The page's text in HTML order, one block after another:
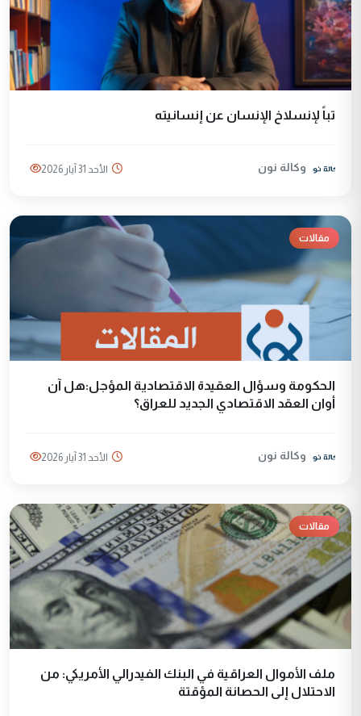
تباً لإنسلاخ الإنسان عن إنسانيته
وكالة نون الأحد 31 آيار 2026
مقالات
الحكومة وسؤال العقيدة الاقتصادية المؤجل:هل آن
أوان العقد الاقتصادي الجديد للعراق؟
وكالة نون الأحد 31 آيار 2026
مقالات
ملف الأموال العراقية في البنك الفيدرالي الأمريكي: من
الاحتلال إلى الحصانة المؤقتة